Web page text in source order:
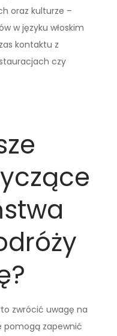
oraz kulturze –
w języku włoskim
kontaktu z
czy
zwrócić uwagę na
pomogą zapewnić